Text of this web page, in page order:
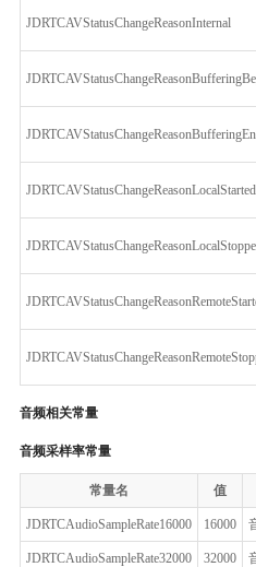
JDRTCAVStatusChangeReasonInternal
JDRTCAVStatusChangeReasonLocalStarted
音频相关常量
音频采样率常量
常量名 值
JDRTCAudioSampleRate16000 16000
JDRTCAudioSampleRate32000 32000